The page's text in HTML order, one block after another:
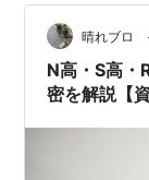
晴れブロ
N高・S高・
密を解説【